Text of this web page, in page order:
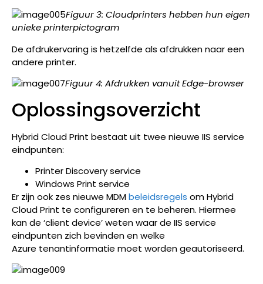
Figuur 3: Cloudprinters hebben hun eigen
unieke printerpictogram
De afdrukervaring is hetzelfde als afdrukken naar een
andere printer.
Figuur 4: Afdrukken vanuit Edge-browser
Oplossingsoverzicht
Hybrid Cloud Print bestaat uit twee nieuwe IIS service
eindpunten:
Printer Discovery service
Windows Print service
Er zijn ook zes nieuwe MDMbeleidsregels om Hybrid
Cloud Print te configureren en te beheren. Hiermee
kan de ‘client device’ weten waar de IIS service
eindpunten zich bevinden en welke
Azure tenantinformatie moet worden geautoriseerd.